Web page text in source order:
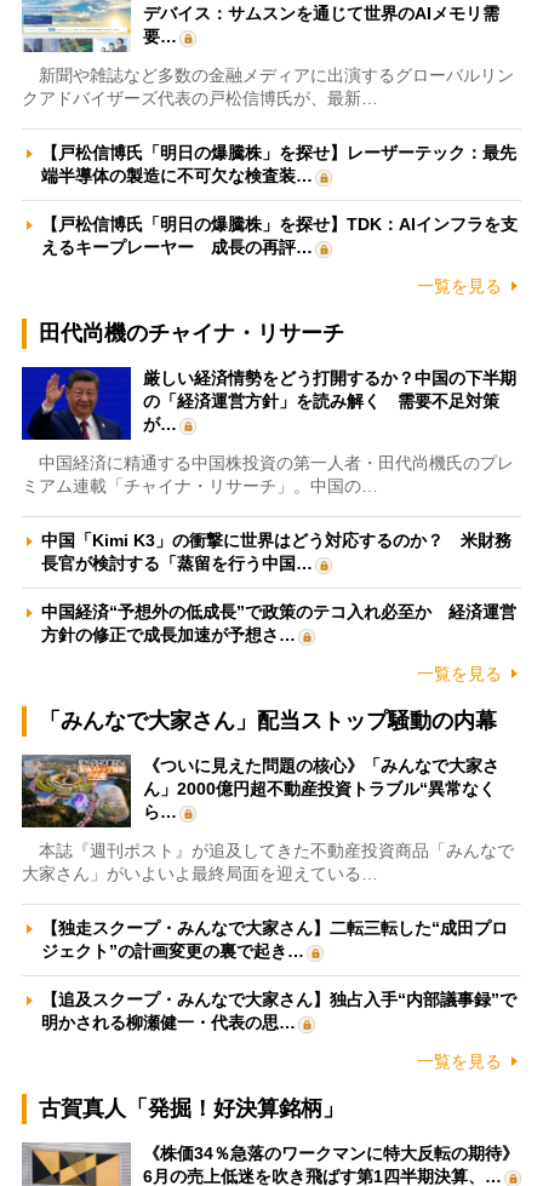
デバイス：サムスンを通じて世界のAIメモリ需
要…
新聞や雑誌など多数の金融メディアに出演するグローバルリン
クアドバイザーズ代表の戸松信博氏が、最新…
【戸松信博氏「明日の爆騰株」を探せ】レーザーテック：最先
端半導体の製造に不可欠な検査装…
【戸松信博氏「明日の爆騰株」を探せ】TDK：AIインフラを支
えるキープレーヤー 成長の再評…
一覧を見る
田代尚機のチャイナ・リサーチ
厳しい経済情勢をどう打開するか？中国の下半期
の「経済運営方針」を読み解く 需要不足対策
が…
中国経済に精通する中国株投資の第一人者・田代尚機氏のプレ
ミアム連載「チャイナ・リサーチ」。中国の…
中国「Kimi K3」の衝撃に世界はどう対応するのか？ 米財務
長官が検討する「蒸留を行う中国…
中国経済“予想外の低成長”で政策のテコ入れ必至か 経済運営
方針の修正で成長加速が予想さ…
一覧を見る
「みんなで大家さん」配当ストップ騒動の内幕
《ついに見えた問題の核心》「みんなで大家さ
ん」2000億円超不動産投資トラブル“異常なく
ら…
本誌『週刊ポスト』が追及してきた不動産投資商品「みんなで
大家さん」がいよいよ最終局面を迎えている…
【独走スクープ・みんなで大家さん】二転三転した“成田プロ
ジェクト”の計画変更の裏で起き…
【追及スクープ・みんなで大家さん】独占入手“内部議事録”で
明かされる柳瀬健一・代表の思…
一覧を見る
古賀真人「発掘！好決算銘柄」
《株価34％急落のワークマンに特大反転の期待》
6月の売上低迷を吹き飛ばす第1四半期決算、…